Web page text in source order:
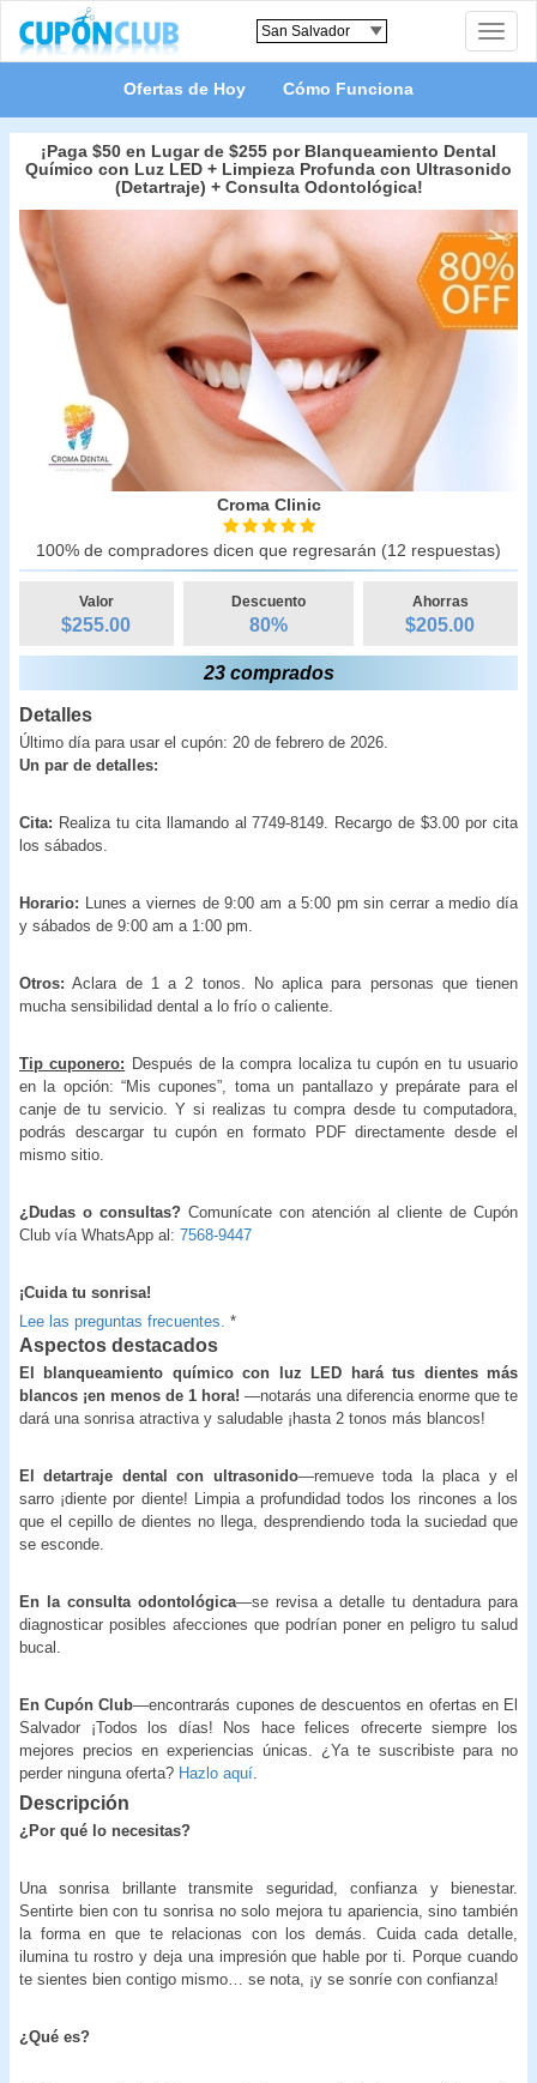
Toggle
Ofertas de Hoy Cómo Funciona
¡Paga $50 en Lugar de $255 por Blanqueamiento Dental
Químico con Luz LED + Limpieza Profunda con Ultrasonido
(Detartraje) + Consulta Odontológica!
Croma Clinic
100% de compradores dicen que regresarán (12 respuestas)
Valor
$255.00
Descuento
80%
Ahorras
$205.00
23 comprados
Detalles
Último día para usar el cupón: 20 de febrero de 2026.
Un par de detalles:
Cita: Realiza tu cita llamando al 7749-8149. Recargo de $3.00 por cita
los sábados.
Horario: Lunes a viernes de 9:00 am a 5:00 pm sin cerrar a medio día
y sábados de 9:00 am a 1:00 pm.
Otros: Aclara de 1 a 2 tonos. No aplica para personas que tienen
mucha sensibilidad dental a lo frío o caliente.
Tip cuponero: Después de la compra localiza tu cupón en tu usuario
en la opción: “Mis cupones”, toma un pantallazo y prepárate para el
canje de tu servicio. Y si realizas tu compra desde tu computadora,
podrás descargar tu cupón en formato PDF directamente desde el
mismo sitio.
¿Dudas o consultas? Comunícate con atención al cliente de Cupón
Club vía WhatsApp al: 7568-9447
¡Cuida tu sonrisa!
Lee las preguntas frecuentes. *
Aspectos destacados
El blanqueamiento químico con luz LED hará tus dientes más
blancos ¡en menos de 1 hora! —notarás una diferencia enorme que te
dará una sonrisa atractiva y saludable ¡hasta 2 tonos más blancos!
El detartraje dental con ultrasonido—remueve toda la placa y el
sarro ¡diente por diente! Limpia a profundidad todos los rincones a los
que el cepillo de dientes no llega, desprendiendo toda la suciedad que
se esconde.
En la consulta odontológica—se revisa a detalle tu dentadura para
diagnosticar posibles afecciones que podrían poner en peligro tu salud
bucal.
En Cupón Club—encontrarás cupones de descuentos en ofertas en El
Salvador ¡Todos los días! Nos hace felices ofrecerte siempre los
mejores precios en experiencias únicas. ¿Ya te suscribiste para no
perder ninguna oferta? Hazlo aquí
Descripción
¿Por qué lo necesitas?
Una sonrisa brillante transmite seguridad, confianza y bienestar.
Sentirte bien con tu sonrisa no solo mejora tu apariencia, sino también
la forma en que te relacionas con los demás. Cuida cada detalle,
ilumina tu rostro y deja una impresión que hable por ti. Porque cuando
te sientes bien contigo mismo… se nota, ¡y se sonríe con confianza!
¿Qué es?